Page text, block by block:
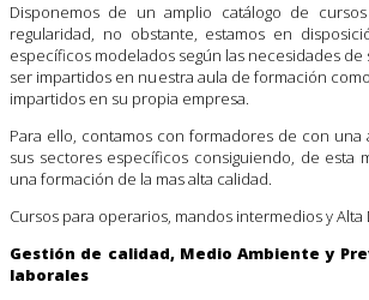
Disponemos de un amplio catálogo de
regularidad, no obstante, estamos en
específicos modelados según las necesidades de
ser impartidos en nuestra aula de formación
impartidos en su propia empresa.
Para ello, contamos con formadores de con una
sus sectores específicos consiguiendo, de esta
una formación de la mas alta calidad.
Cursos para operarios, mandos intermedios y Alta
Gestión de calidad, Medio Ambiente y
laborales